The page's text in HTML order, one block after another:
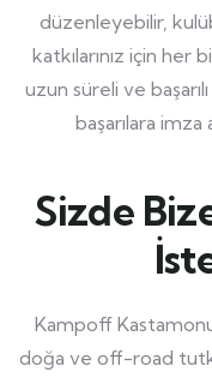
düzenleyebilir,
katkılarınız için
uzun süreli ve
başarılara imza
Sizde
Kampoff
doğa ve off-road